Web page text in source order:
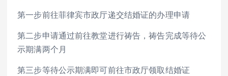
第一步前往菲律宾市政厅递交结婚证的办理申请
第二步申请通过前往教堂进行祷告，祷告完成等待公
示期满两个月
第三步等待公示期满即可前往市政厅领取结婚证